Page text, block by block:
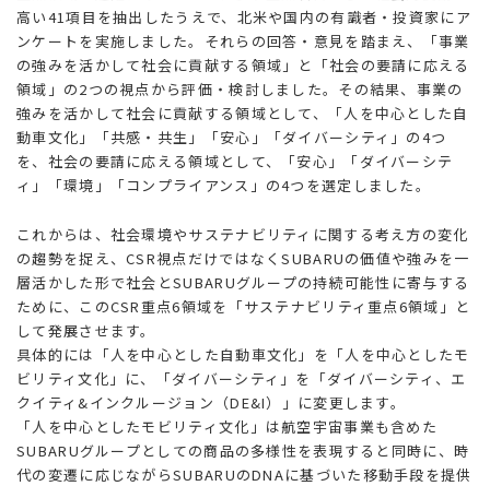
高い41項目を抽出したうえで、北米や国内の有識者・投資家にア
ンケートを実施しました。それらの回答・意見を踏まえ、「事業
の強みを活かして社会に貢献する領域」と「社会の要請に応える
領域」の2つの視点から評価・検討しました。その結果、事業の
強みを活かして社会に貢献する領域として、「人を中心とした自
動車文化」「共感・共生」「安心」「ダイバーシティ」の4つ
を、社会の要請に応える領域として、「安心」「ダイバーシテ
ィ」「環境」「コンプライアンス」の4つを選定しました。
これからは、社会環境やサステナビリティに関する考え方の変化
の趨勢を捉え、CSR視点だけではなくSUBARUの価値や強みを一
層活かした形で社会とSUBARUグループの持続可能性に寄与する
ために、このCSR重点6領域を「サステナビリティ重点6領域」と
して発展させます。
具体的には「人を中心とした自動車文化」を「人を中心としたモ
ビリティ文化」に、「ダイバーシティ」を「ダイバーシティ、エ
クイティ&インクルージョン（DE&I）」に変更します。
「人を中心としたモビリティ文化」は航空宇宙事業も含めた
SUBARUグループとしての商品の多様性を表現すると同時に、時
代の変遷に応じながらSUBARUのDNAに基づいた移動手段を提供